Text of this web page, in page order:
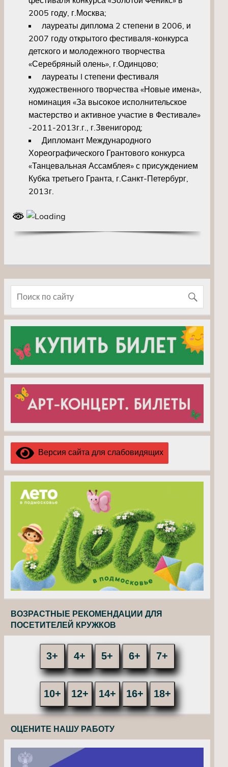
2005 году, г.Москва;
лауреаты диплома 2 степени в 2006, и
2007 году открытого фестиваля-конкурса
детского и молодежного творчества
«Серебряный олень», г.Одинцово;
лауреаты I степени фестиваля
художественного творчества «Новые имена»,
номинация «За высокое исполнительское
мастерство и активное участие в Фестивале»
-2011-2013г.г., г.Звенигород;
Дипломант Международного
Хореографического Грантового конкурса
«Танцевальная Ассамблея» с присуждением
Кубка третьего Гранта, г.Санкт-Петербург,
2013г.
Версия сайта для слабовидящих
ВОЗРАСТНЫЕ РЕКОМЕНДАЦИИ ДЛЯ
ПОСЕТИТЕЛЕЙ КРУЖКОВ
3+ 4+ 5+ 6+ 7+
10+ 12+ 14+ 16+ 18+
ОЦЕНИТЕ НАШУ РАБОТУ